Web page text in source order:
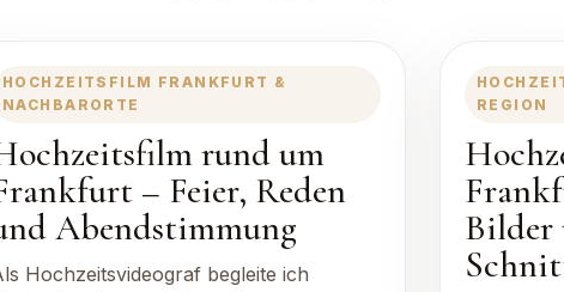
HOCHZEITSFILM FRANKFURT &
NACHBARORTE
rund um
– Feier, Reden
Abendstimmung
Hochzeitsvideograf begleite ich
REGION
Bilder